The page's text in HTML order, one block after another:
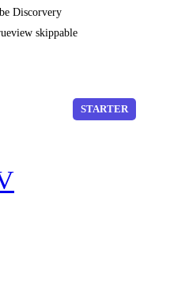
Discorvery
skippable
STARTER